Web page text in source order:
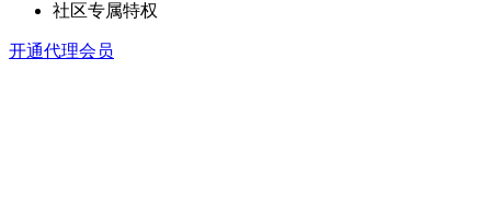
社区专属特权
开通代理会员